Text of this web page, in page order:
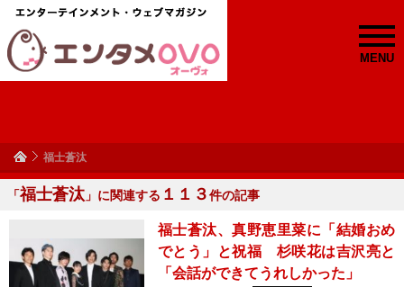
MENU
福士蒼汰
「福士蒼汰 」に関連する １１３件の記事
福士蒼汰、真野恵里菜に「結婚おめ
でとう」と祝福 杉咲花は吉沢亮と
「会話ができてうれしかった」